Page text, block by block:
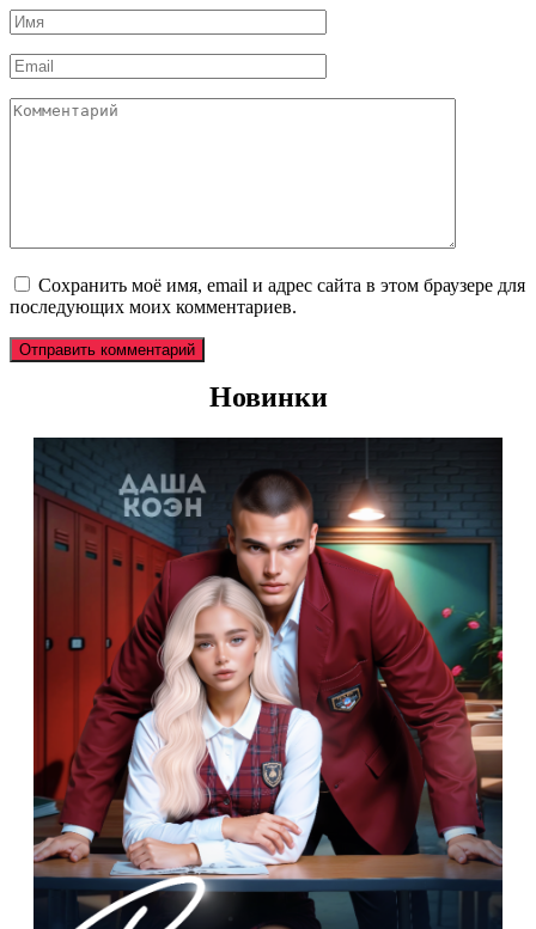
Имя
*
Email
*
Комментарий
Сохранить моё имя, email и адрес сайта в этом браузере для
последующих моих комментариев.
Новинки